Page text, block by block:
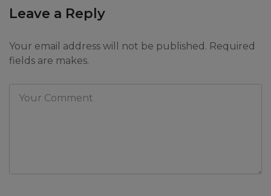
Leave a Reply
Your email address will not be published. Required
fields are makes.